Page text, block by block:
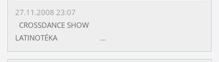
27.11.2008 23:07
CROSSDANCE SHOW
LATINOTÉKA ...